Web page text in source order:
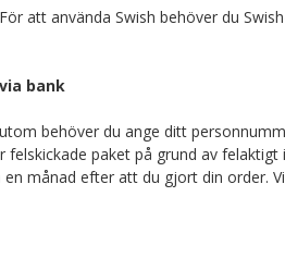
att använda Swish behöver du
bank
behöver du ange ditt
paket på grund av
månad efter att du gjort din order.